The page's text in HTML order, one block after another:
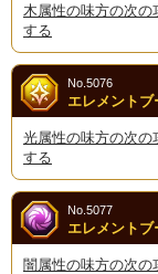
木属性の味方の次
する
エレメントブ
No.5076
光属性の味方の次の
する
エレメントブ
No.5077
闇属性の味方の次